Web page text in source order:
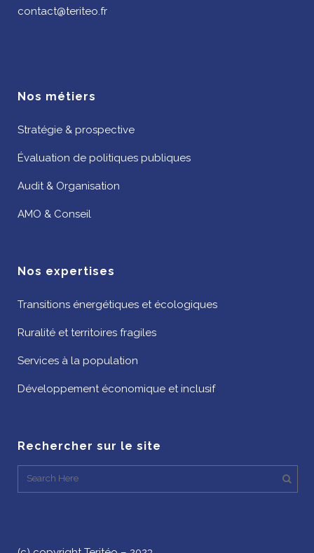
contact@teriteo.fr
Nos métiers
Stratégie & prospective
Évaluation de politiques publiques
Audit & Organisation
AMO & Conseil
Nos expertises
Transitions énergétiques et écologiques
Ruralité et territoires fragiles
Services à la population
Développement économique et inclusif
Rechercher sur le site